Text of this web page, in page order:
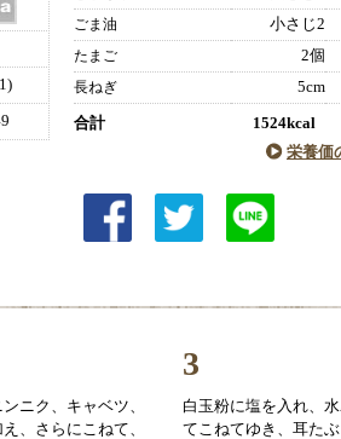
ごま油 小さじ2
たまご 2個
長ねぎ 5cm
合計
1524kcal
栄養価
ニク、キャベツ、
、さらにこねて、
3
白玉粉に塩を入れ、水
てこねてゆき、耳た